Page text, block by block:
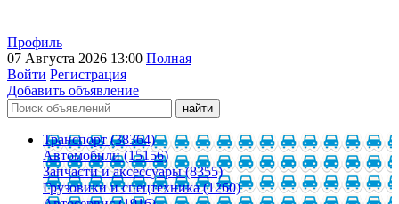
Профиль
07 Августа 2026 13:00 Полная
Войти Регистрация
Добавить объявление
Транспорт (38364)
Автомобили (15156)
Запчасти и аксессуары (8355)
Грузовики и спецтехника (1260)